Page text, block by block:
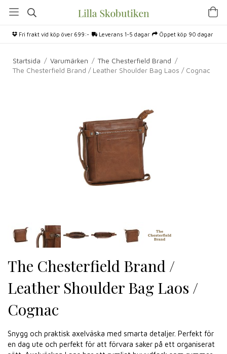
Fri frakt vid köp över 699:- Leverans 1-5 dagar Öppet köp 90 dagar
Startsida / Varumärken / The Chesterfield Brand /
The Chesterfield Brand / Leather Shoulder Bag Laos / Cognac
The Chesterfield Brand /
Leather Shoulder Bag Laos /
Cognac
Snygg och praktisk axelväska med smarta detaljer. Perfekt för
en dag ute och perfekt för att förvara saker på ett organiserat